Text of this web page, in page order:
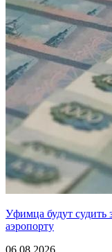
Уфимца будут судить
аэропорту
06.08.2026